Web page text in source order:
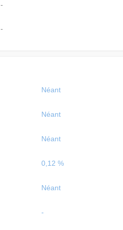
-
-
Néant
Néant
Néant
0,12 %
Néant
-